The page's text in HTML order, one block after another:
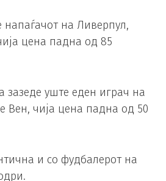
напаѓачот на Ливерпул,
цена падна од 85
зазеде уште еден играч на
Вен, чија цена падна од 50
и со фудбалерот на